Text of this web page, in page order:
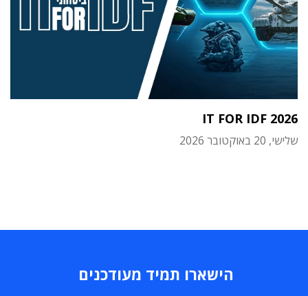
IT FOR IDF 2026
שלישי, 20 באוקטובר 2026
הישארו תמיד מעודכנים